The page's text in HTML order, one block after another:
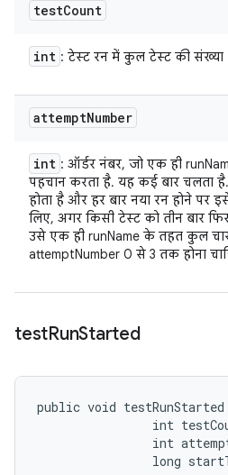
testCount
int : टेस्ट रन में कुल टेस्ट की संख्या
attemptNumber
int : ऑर्डर नंबर, जो एक ही
पहचान करता है. यह कई बार चलता
होता है और हर बार नया रन होने पर
लिए, अगर किसी टेस्ट को तीन बार
उसे एक ही runName के तहत कुल
attemptNumber 0 से 3 तक होना
testRunStarted
public void testRunStarted
int
int
long